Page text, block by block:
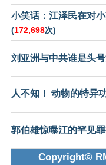
小笑话：江泽民在对
(172,698次)
刘亚洲与中共谁是头
人不知！ 动物的特异
郭伯雄惊曝江的罕见
Copyright©